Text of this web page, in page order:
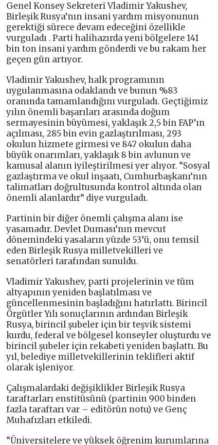
Genel Konsey Sekreteri Vladimir Yakushev,
Birleşik Rusya’nın insani yardım misyonunun
gerektiği sürece devam edeceğini özellikle
vurguladı . Parti halihazırda yeni bölgelere 141
bin ton insani yardım gönderdi ve bu rakam her
geçen gün artıyor.
Vladimir Yakushev, halk programının
uygulanmasına odaklandı ve bunun %83
oranında tamamlandığını vurguladı. Geçtiğimiz
yılın önemli başarıları arasında doğum
sermayesinin büyümesi, yaklaşık 2,5 bin FAP’ın
açılması, 285 bin evin gazlaştırılması, 293
okulun hizmete girmesi ve 847 okulun daha
büyük onarımları, yaklaşık 8 bin avlunun ve
kamusal alanın iyileştirilmesi yer alıyor. “Sosyal
gazlaştırma ve okul inşaatı, Cumhurbaşkanı’nın
talimatları doğrultusunda kontrol altında olan
önemli alanlardır” diye vurguladı.
Partinin bir diğer önemli çalışma alanı ise
yasamadır. Devlet Duması’nın mevcut
dönemindeki yasaların yüzde 53’ü, onu temsil
eden Birleşik Rusya milletvekilleri ve
senatörleri tarafından sunuldu.
Vladimir Yakushev, parti projelerinin ve tüm
altyapının yeniden başlatılması ve
güncellenmesinin başladığını hatırlattı. Birincil
Örgütler Yılı sonuçlarının ardından Birleşik
Rusya, birincil şubeler için bir teşvik sistemi
kurdu, federal ve bölgesel konseyler oluşturdu ve
birincil şubeler için rekabeti yeniden başlattı. Bu
yıl, belediye milletvekillerinin teklifleri aktif
olarak işleniyor.
Çalışmalardaki değişiklikler Birleşik Rusya
taraftarları enstitüsünü (partinin 900 binden
fazla taraftarı var – editörün notu) ve Genç
Muhafızları etkiledi.
“Üniversitelere ve yüksek öğrenim kurumlarına